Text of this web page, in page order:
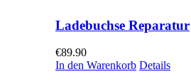
Ladebuchse Reparatur
€89.90
In den Warenkorb Details